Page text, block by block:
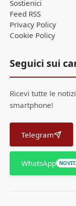
Sostienici
Feed RSS
Privacy Policy
Cookie Policy
Seguici sui
Ricevi tutte le
smartphone!
Telegram
WhatsApp